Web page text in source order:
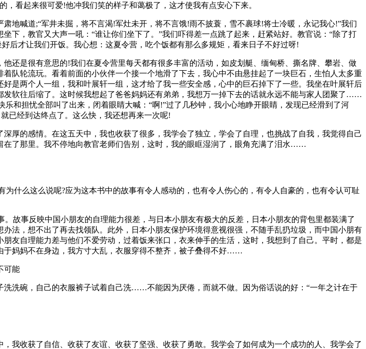
看起来很可爱!他冲我们笑的样子和蔼极了，这才使我有点安心下来。
地喊道;“军井未掘，将不言渴!军灶未开，将不言饿!雨不披蓑，雪不裹球!将士冷暖，永记我心!”我们
下，教官又大声一吼：“谁让你们坐下了。”我们吓得差一点跳了起来，赶紧站好。教官说：“除了打
后才让我们开饭。我心想：这夏令营，吃个饭都有那么多规矩，看来日子不好过呀!
还是很有意思的!我们在夏令营里每天都有很多丰富的活动，如皮划艇、缅甸桥、撕名牌、攀岩、做
队轮流玩。看着前面的小伙伴一个接一个地滑了下去，我心中不由悬挂起了一块巨石，生怕人太多重
是两个人一组，我和叶展轩一组，这才给了我一些安全感，心中的巨石掉下了一些。我坐在叶展轩后
软往后缩了。这时候我想起了爸爸妈妈还有弟弟，我想万一掉下去的话就永远不能与家人团聚了……
和担忧全部叫了出来，闭着眼睛大喊：“啊!”过了几秒钟，我小心地睁开眼睛，发现已经滑到了河
已经到达终点了。这么快，我还想再来一次呢!
厚的感情。在这五天中，我也收获了很多，我学会了独立，学会了自理，也挑战了自我，我觉得自己
了那里。我不停地向教官老师们告别，这时，我的眼眶湿润了，眼角充满了泪水……
什么这么说呢?应为这本书中的故事有令人感动的，也有令人伤心的，有令人自豪的，也有令认可耻
故事反映中国小朋友的自理能力很差，与日本小朋友有极大的反差，日本小朋友的背包里都装满了
法，想不出了再去找领队。此外，日本小朋友保护环境得意视很强，不随手乱扔垃圾，而中国小朋有
友自理能力差与他们不爱劳动，过着饭来张口，衣来伸手的生活，这时，我想到了自己。平时，都是
于妈妈不在身边，我方寸大乱，衣服穿得不整齐，被子叠得不好……
可能
洗碗，自己的衣服裤子试着自己洗……不能因为厌倦，而就不做。因为俗话说的好：“一年之计在于
我收获了自信、收获了友谊、收获了坚强、收获了勇敢。我学会了如何成为一个成功的人、我学会了